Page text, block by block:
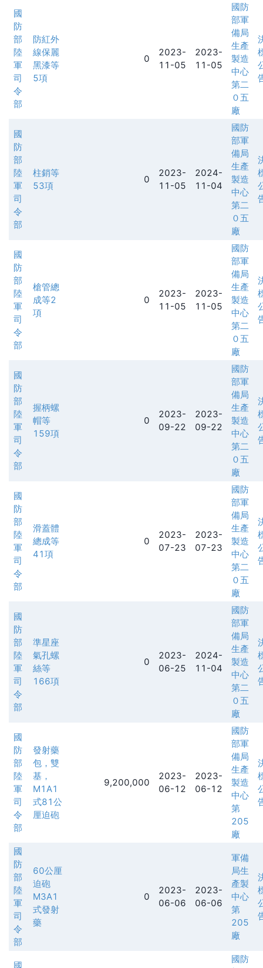
國
防
部
陸
軍
司
令
部
防紅外
線保麗
黑漆等
5項
0
2023-
11-05
2023-
11-05
國防
部軍
備局
生產
製造
中心
第二
０五
廠
國
防
部
陸
軍
司
令
部
柱銷等
53項
0
2023-
11-05
2024-
11-04
國防
部軍
備局
生產
製造
中心
第二
０五
廠
國
防
部
陸
軍
司
令
部
槍管總
成等2
項
0
2023-
11-05
2023-
11-05
國防
部軍
備局
生產
製造
中心
第二
０五
廠
國
防
部
陸
軍
司
令
部
握柄螺
帽等
159項
0
2023-
09-22
2023-
09-22
國防
部軍
備局
生產
製造
中心
第二
０五
廠
國
防
部
陸
軍
司
令
部
滑蓋體
總成等
41項
0
2023-
07-23
2023-
07-23
國防
部軍
備局
生產
製造
中心
第二
０五
廠
國
防
部
陸
軍
司
令
部
準星座
氣孔螺
絲等
166項
0
2023-
06-25
2024-
11-04
國防
部軍
備局
生產
製造
中心
第二
０五
廠
國
防
部
陸
軍
司
令
部
發射藥
包，雙
基，
M1A1
式81公
厘迫砲
9,200,000
2023-
06-12
2023-
06-12
國防
部軍
備局
生產
製造
中心
第
205
廠
國
防
部
陸
軍
司
令
部
60公厘
迫砲
M3A1
式發射
藥
0
2023-
06-06
2023-
06-06
軍備
局生
產製
中心
第
205
廠
國
國防